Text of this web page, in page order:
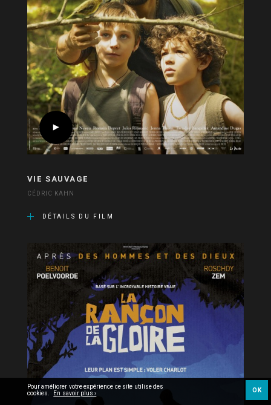
VIE SAUVAGE
CÉDRIC KAHN
DÉTAILS DU FILM
Pour améliorer votre expérience ce site utilise des
cookies. En savoir plus › OK